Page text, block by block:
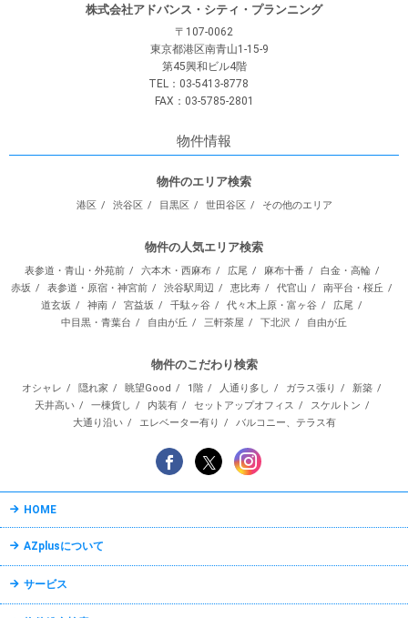
株式会社アドバンス・シティ・プランニング
〒107-0062
東京都港区南青山1-15-9
第45興和ビル4階
TEL：03-5413-8778
FAX：03-5785-2801
物件情報
物件のエリア検索
港区 渋谷区 目黒区 世田谷区 その他のエリア
物件の人気エリア検索
表参道・青山・外苑前 六本木・西麻布 広尾 麻布十番
白金・高輪
赤坂
表参道・原宿・神宮前 渋谷駅周辺 恵比寿 代官山
南平台・桜丘
道玄坂
神南 宮益坂 千駄ヶ谷 代々木上原・富ヶ谷
広尾
中目黒・青葉台
自由が丘 三軒茶屋 下北沢 自由が丘
物件のこだわり検索
オシャレ 隠れ家 眺望Good 1階 人通り多し ガラス張り
新築
天井高い
一棟貨し 内装有 セットアップオフィス
スケルトン
大通り沿い
エレベーター有り バルコニー、テラス有
HOME
AZplusについて
サービス